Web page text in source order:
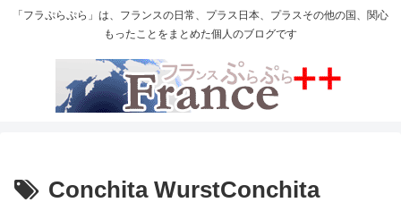
「フラぷらぷら」は、フランスの日常、プラス日本、プラスその他の国、関心
もったことをまとめた個人のブログです
Conchita WurstConchita